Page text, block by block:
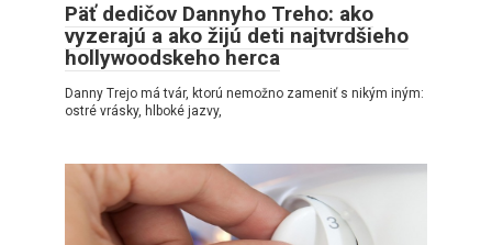
Päť dedičov Dannyho Treho: ako
vyzerajú a ako žijú deti najtvrdšieho
hollywoodskeho herca
Danny Trejo má tvár, ktorú nemožno zameniť s nikým iným:
ostré vrásky, hlboké jazvy,